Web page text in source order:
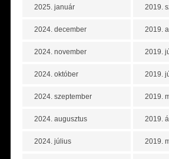
2025. január
2024. december
2024. november
2024. október
2024. szeptember
2024. augusztus
2024. július
2019.
2019.
2019.
2019.
2019.
2019.
2019.